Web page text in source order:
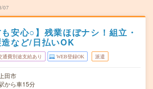
07
も安心○】残業ほぼナシ！組立・
など/日払いOK
通費別途支給あり WEB登録OK 派遣
田市
から車15分